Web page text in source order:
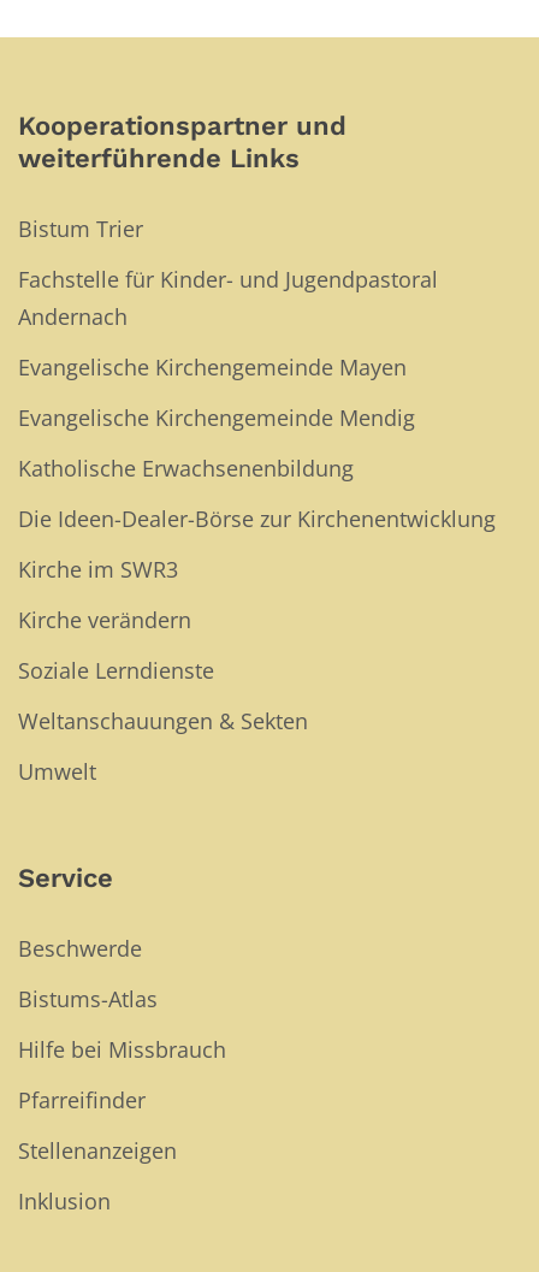
Kooperationspartner und
weiterführende Links
Bistum Trier
Fachstelle für Kinder- und Jugendpastoral
Andernach
Evangelische Kirchengemeinde Mayen
Evangelische Kirchengemeinde Mendig
Katholische Erwachsenenbildung
Die Ideen-Dealer-Börse zur Kirchenentwicklung
Kirche im SWR3
Kirche verändern
Soziale Lerndienste
Weltanschauungen & Sekten
Umwelt
Service
Beschwerde
Bistums-Atlas
Hilfe bei Missbrauch
Pfarreifinder
Stellenanzeigen
Inklusion